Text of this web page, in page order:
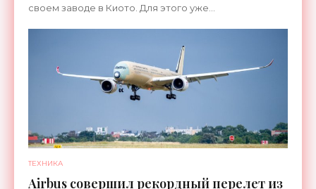
своем заводе в Киото. Для этого уже
ТЕХНИКА
Airbus совершил рекордный перелет из